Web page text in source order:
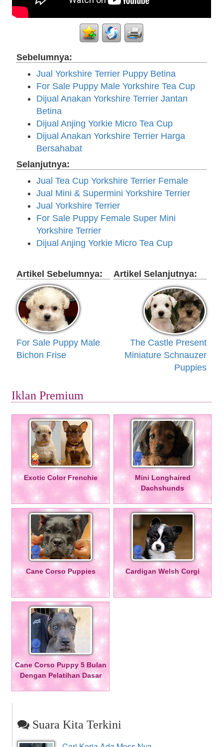
Sebelumnya:
Jual Yorkshire Terrier Puppy Betina
For Sale Puppy Male Yorkshire Tea Cup
Dijual Anakan Yorkshire Terrier Jantan
Betina
Dijual Anjing Yorkie Micro Tea Cup
Dijual Anakan Yorkshire Terrier Harga
Bersahabat
Selanjutnya:
Jual Tea Cup Yorkshire Terrier Female
Jual Mini & Supermini Yorkshire Terrier
Jual Yorkshire Terrier
For Sale Puppy Female Super Mini
Yorkshire Terrier
Dijual Anjing Yorkie Micro Tea Cup
Artikel Sebelumnya:
For Sale Puppy Male
Bichon Frise
Artikel Selanjutnya:
The Castle Present
Miniature Schnauzer
Puppies
Iklan Premium
Exotic Color Frenchie
Mini Longhaired
Dachshunds
Cane Corso Puppies Cardigan Welsh Corgi
Cane Corso Puppy 5 Bulan
Dengan Pelatihan Dasar
Suara Kita Terkini